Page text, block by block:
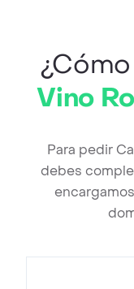
Vino
Para pedir
debes